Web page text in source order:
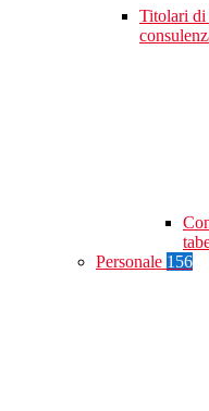
Titolari di
Personale 156